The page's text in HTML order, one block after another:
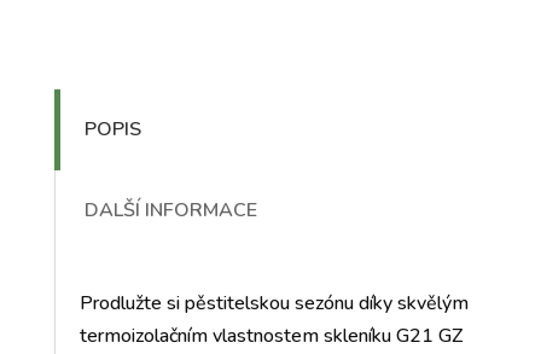
POPIS
DALŠÍ INFORMACE
Prodlužte si pěstitelskou sezónu díky skvělým
termoizolačním vlastnostem skleníku G21 GZ